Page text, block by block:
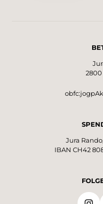
Jura
IBAN CH42